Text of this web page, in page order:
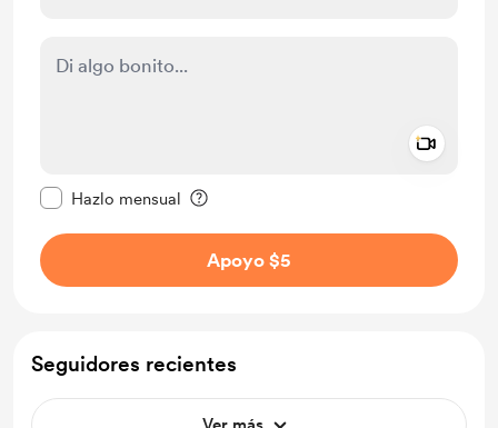
Hazlo mensual
Apoyo $5
Seguidores recientes